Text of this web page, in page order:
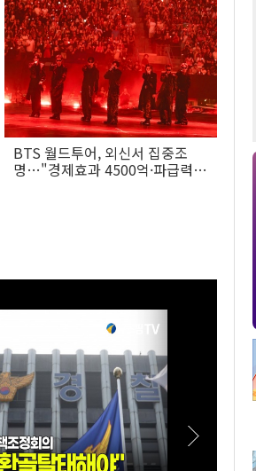
BTS 월드투어, 외신서 집중조
명…"경제효과 4500억·파급력